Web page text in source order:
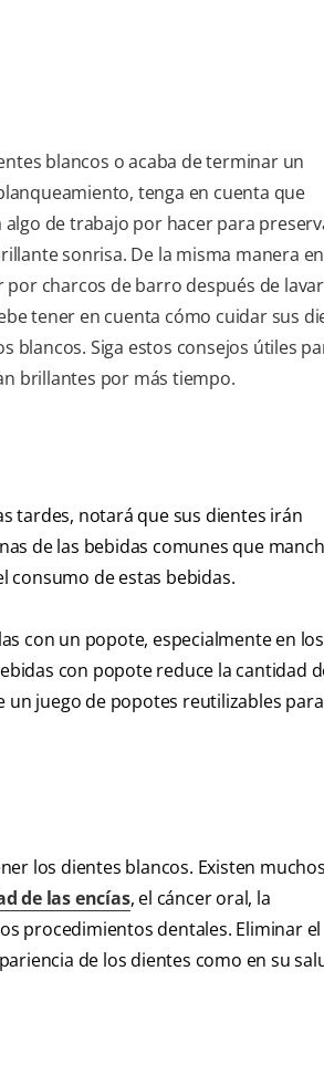
blancos o acaba de terminar un
tenga en cuenta que
algo de trabajo por hacer para
sonrisa. De la misma manera
por charcos de barro después de
tener en cuenta cómo cuidar sus
blancos. Siga estos consejos útiles
brillantes por más tiempo.
tardes, notará que sus dientes irán
de las bebidas comunes que
consumo de estas bebidas.
con un popote, especialmente en los
con popote reduce la cantidad
juego de popotes reutilizables para
los dientes blancos. Existen muchos
de las encías, el cáncer oral, la
procedimientos dentales. Eliminar el
de los dientes como en su